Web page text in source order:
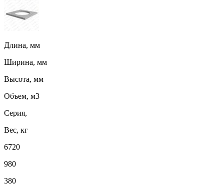
Длина, мм
Ширина, мм
Высота, мм
Объем, м3
Серия,
Вес, кг
6720
980
380